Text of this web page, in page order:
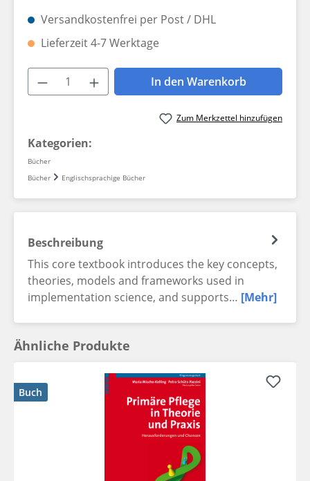
Versandkostenfrei per Post / DHL
Lieferzeit 4-7 Werktage
Produkt Anzahl: Gib den
In den Warenkorb
Zum Merkzettel hinzufügen
Kategorien:
Bücher
Bücher
Englischsprachige Bücher
Beschreibung
This core textbook introduces the key concepts,
theories, models and frameworks used in
implementation science, and supports… [Mehr]
Ähnliche Produkte
Buch